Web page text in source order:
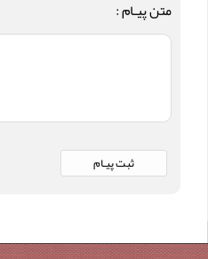
متن پیـام :